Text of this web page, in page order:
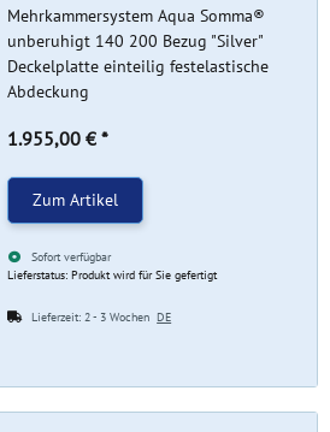
Mehrkammersystem Aqua Somma®
unberuhigt 140 200 Bezug "Silver"
Deckelplatte einteilig festelastische
Abdeckung
1.955,00 € *
Zum Artikel
Sofort verfügbar
Lieferstatus: Produkt wird für Sie gefertigt
Lieferzeit:2 - 3 WochenDE